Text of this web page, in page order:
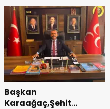
Tamamlandı.
Başkan
Karaağaç,Şehit